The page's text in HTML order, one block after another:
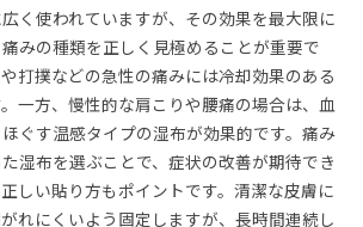
く使われていますが、その効果を最大限に
みの種類を正しく見極めることが重要で
打撲などの急性の痛みには冷却効果のある
一方、慢性的な肩こりや腰痛の場合は、血
ぐす温感タイプの湿布が効果的です。痛み
湿布を選ぶことで、症状の改善が期待でき
しい貼り方もポイントです。清潔な皮膚に
れにくいよう固定しますが、長時間連続し